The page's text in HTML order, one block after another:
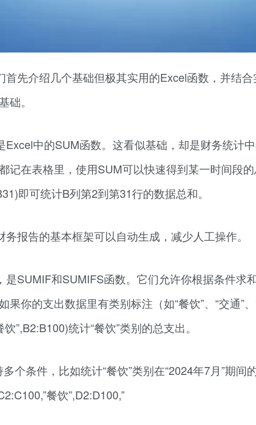
首先介绍几个基础但极其实用的Excel函数，并结
础。
Excel中的SUM函数。这看似基础，却是财务统计
记在表格里，使用SUM可以快速得到某一时间段
即可统计B列第2到第31行的数据总和。
报告的基本框架可以自动生成，减少人工操作。
是SUMIF和SUMIFS函数。它们允许你根据条件求
果你的支出数据里有类别标注（如“餐饮”、“交通”
”,B2:B100)统计“餐饮”类别的总支出。
个条件，比如统计“餐饮”类别在“2024年7月”期间
餐饮”,D2:D100,”